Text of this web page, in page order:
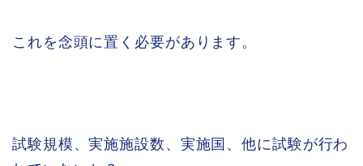
これを念頭に置く必要があります。
試験規模、実施施設数、実施国、他に試験が行わ